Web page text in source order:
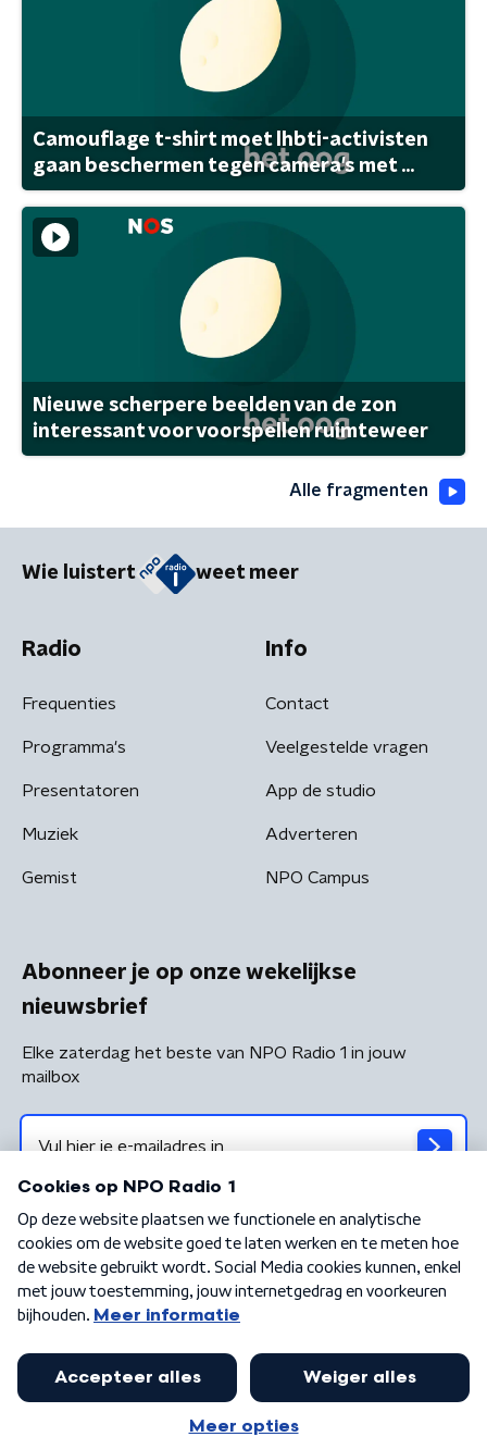
Camouflage t-shirt moet lhbti-activisten
gaan beschermen tegen camera's met ...
Nieuwe scherpere beelden van de zon
interessant voor voorspellen ruimteweer
Alle fragmenten
Wie luistert weet meer
Radio
Frequenties
Programma's
Presentatoren
Muziek
Gemist
Info
Contact
Veelgestelde vragen
App de studio
Adverteren
NPO Campus
Abonneer je op onze wekelijkse
nieuwsbrief
Elke zaterdag het beste van NPO Radio 1 in jouw
mailbox
Algemene voorwaarden